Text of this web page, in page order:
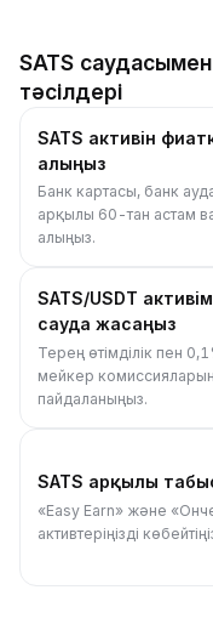
SATS
тәсілдері
SATS активін
алыңыз
Банк картасы, банк
арқылы 60-тан астам
алыңыз.
SATS/USDT
сауда жасаңыз
Терең өтімділік пен
мейкер
пайдаланыңыз.
SATS арқылы
«Easy Earn» және
активтеріңізді